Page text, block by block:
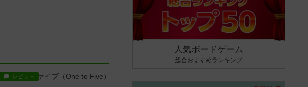
レビュー
人気ボードゲーム
総合おすすめランキング